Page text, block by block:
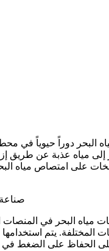
البحر دوراً حيوياً في
إلى مياه عذبة عن طريق
على امتصاص مياه
صناعة
مياه البحر في المنصات
المختلفة. يتم
الحفاظ على الضغط في